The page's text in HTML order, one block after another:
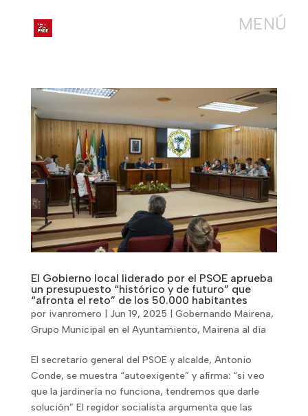
El Gobierno local liderado por el PSOE aprueba
un presupuesto “histórico y de futuro” que
“afronta el reto” de los 50.000 habitantes
por ivanromero Jun 19, 2025 Gobernando Mairena,
Grupo Municipal en el Ayuntamiento, Mairena al día
El secretario general del PSOE y alcalde, Antonio
Conde, se muestra “autoexigente” y afirma: “si veo
que la jardinería no funciona, tendremos que darle
solución” El regidor socialista argumenta que las